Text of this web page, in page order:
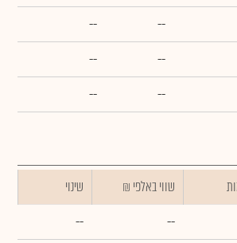
--
--
--
--
--
--
₪ שווי באלפי
שינוי
--
--